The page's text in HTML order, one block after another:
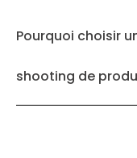
Pourquoi choisir
shooting de